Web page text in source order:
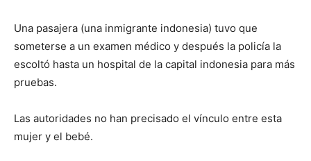
Una pasajera (una inmigrante indonesia) tuvo que
someterse a un examen médico y después la policía la
escoltó hasta un hospital de la capital indonesia para más
pruebas.
Las autoridades no han precisado el vínculo entre esta
mujer y el bebé.